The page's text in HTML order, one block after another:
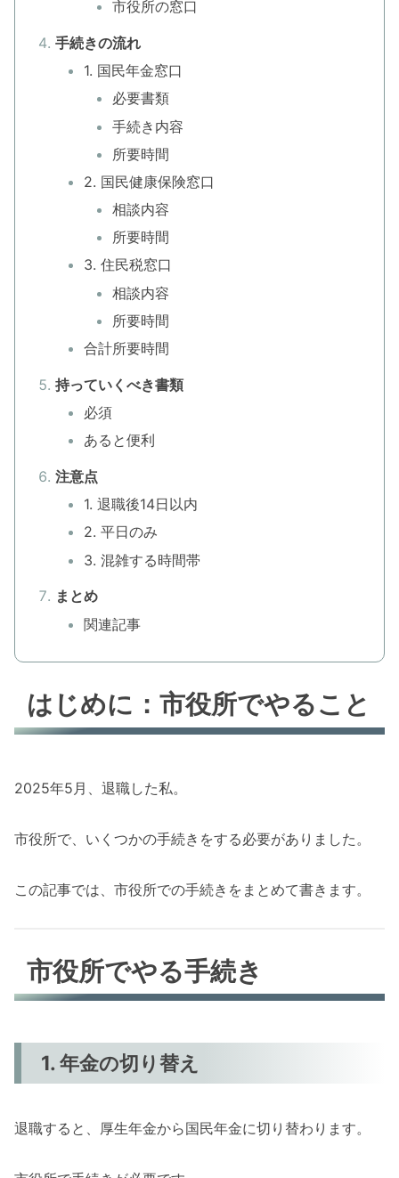
市役所の窓口
手続きの流れ
1. 国民年金窓口
必要書類
手続き内容
所要時間
2. 国民健康保険窓口
相談内容
所要時間
3. 住民税窓口
相談内容
所要時間
合計所要時間
持っていくべき書類
必須
あると便利
注意点
1. 退職後14日以内
2. 平日のみ
3. 混雑する時間帯
まとめ
関連記事
はじめに：市役所でやること
2025年5月、退職した私。
市役所で、いくつかの手続きをする必要がありました。
この記事では、市役所での手続きをまとめて書きます。
市役所でやる手続き
1. 年金の切り替え
退職すると、厚生年金から国民年金に切り替わります。